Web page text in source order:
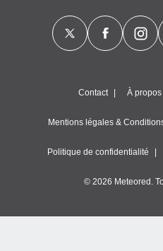
Contact À
Mentions légales &
Politique de confidentialité
© 2026 Meteored.